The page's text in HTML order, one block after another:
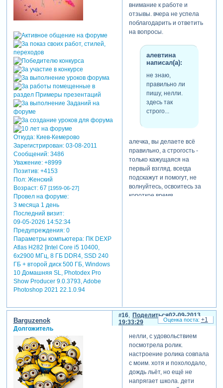
Откуда:Киев-Кемерово
Зарегистрирован: 03-08-2011
Сообщений:3486
Уважение: +8999
Позитив: +4153
Пол:Женский
Возраст:67 [1959-06-27]
Провел на форуме:
3 месяца 1 день
Последний визит:
09-05-2026 14:52:34
Предупреждения:0
Параметры компьютера:ПК DEXP
Atlas H282 [Intel Core i5 10400,
6x2900 МГц, 8 ГБ DDR4, SSD 240
ГБ + второй диск 500 ГБ, Windows
10 Домашняя SL, Photodex Pro
Show Producer 9.0.3793, Adobe
Photoshop 2021 22.1.0.94
внимание к работе и
отзывы. вчера не успела
поблагодарить и ответить
на вопросы.
алевтина
написал(а):
не знаю,
правильно ли
пишу, нелли.
здесь так
строго...
алечка, вы делаете всё
правильно, а строгость -
только кажущаяся на
первый взгляд. всегда
подскажут и помогут, не
волнуйтесь, освоитесь за
короткое время.
честно говоря. я опасалась,
что они будут слишком
судя по отзывам, это не так.
marina
marina
написал(а):
Поделиться
16
02-09-2013
19:33:29
Barguzenok
Долгожитель
нелли, с удовольствием
посмотрела ролик.
настроение ролика совпала
с моим. хотя и похолодало,
дождь льёт, но ещё не
напрягает школа. дети
+1